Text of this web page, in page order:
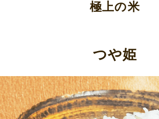
極上の米
つや姫